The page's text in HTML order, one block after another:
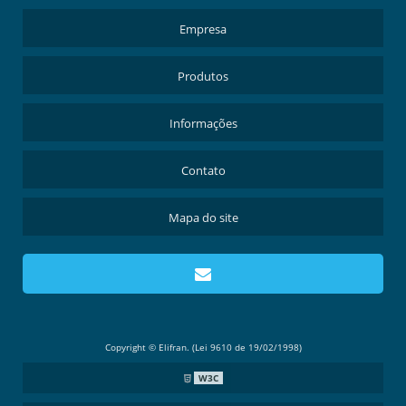
Empresa
Produtos
Informações
Contato
Mapa do site
Copyright © Elifran. (Lei 9610 de 19/02/1998)
W3C